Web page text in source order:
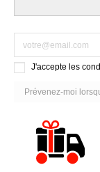
J'accepte les